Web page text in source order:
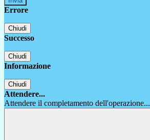
Errore
Chiudi
Successo
Chiudi
Informazione
Chiudi
Attendere...
Attendere il completamento dell'operazione...